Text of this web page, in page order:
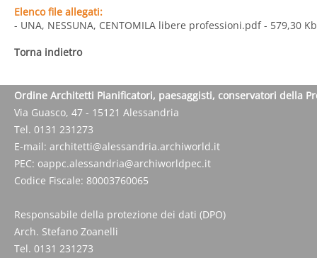
Elenco file allegati:
- UNA, NESSUNA, CENTOMILA libere professioni.pdf- 579,30 Kb
Torna indietro
Ordine Architetti Pianificatori, paesaggisti, conservatori della
Via Guasco, 47 - 15121 Alessandria
Tel. 0131 231273
E-mail: architetti@alessandria.archiworld.it
PEC: oappc.alessandria@archiworldpec.it
Codice Fiscale: 80003760065
Responsabile della protezione dei dati (DPO)
Arch. Stefano Zoanelli
Tel. 0131 231273